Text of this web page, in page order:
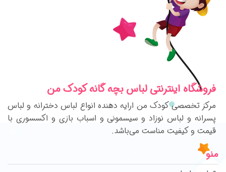
فروشگاه اینترنتی لباس بچه گانه کودک من
مرکز تخصصی کودک من ارایه دهنده انواع لباس دخترانه و لباس
پسرانه و لباس نوزاد و سیسمونی و اسباب بازی و اکسسوری با
قیمت و کیفیت مناست می‌باشد.
منو